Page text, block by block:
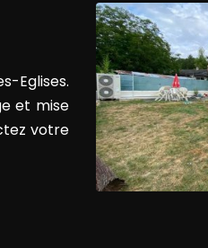
Eglises.
et mise
votre